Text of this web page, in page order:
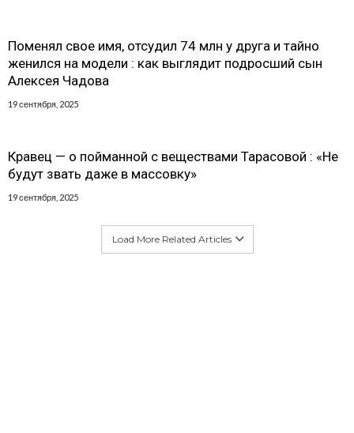
Поменял свое имя, отсудил 74 млн у друга и тайно
женился на модели : как выглядит подросший сын
Алексея Чадова
19 сентября, 2025
Кравец — о пойманной с веществами Тарасовой : «Не
будут звать даже в массовку»
19 сентября, 2025
Load More Related Articles